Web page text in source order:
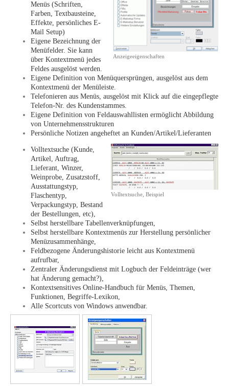
Anzeigeeigenschaften
Menüs (Schriften,
Farben, Textbausteine,
Effekte, persönliches E-
Mail Setup)
Eigene Bezeichnung der
Menüfelder. Sie kann
über Kontextmenü jedes
Feldes ausgelöst werden.
Eigene Definition von Menüquersprüngen, ausgelöst aus dem
Kontextmenü der Menüleiste.
Telefonieren aus Menüs, ausgelöst mit Klick auf die eingepflegte
Telefon-Nr. des Kundenstammes.
Eigene Definition von Feldauswahllisten ermöglicht Abbildung
von Unternehmensstrukturen
Persönliche Notizen angeheftet an Kunden/Artikel/Lieferanten
Volltextsuche, Beispiel
Volltextsuche (Kunde,
Artikel, Auftrag,
Lieferant, Winzer,
Weinprobe, Zusatzstoff,
Ausstattungstyp,
Flaschentyp,
Verpackungstyp, Bestand
der Bestellungen, etc),
Selbst herstellbare Tabellenverknüpfungen,
Selbst herstellbare Kontextmenüs zur Herstellung persönlicher
Menüzusammenhänge,
Feldbezogene Änderungshistorie leicht aus Kontextmenü
aufrufbar,
Zentraler Änderungsdienst mit Logbuch der Feldeinträge (wer
hat Änderung gemacht?),
Kontextsensitives Online-Handbuch für Menüs, Themen,
Funktionen, Begriffe-Lexikon,
Alle Scortcuts von Windows anwendbar.